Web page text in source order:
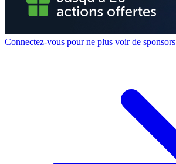
Connectez-vous pour ne plus voir de sponsors